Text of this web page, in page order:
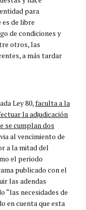
para
de libre
de condiciones y
otros, las
a más tardar
Ley 80,faculta a la
la adjudicación
se cumplan dos
al vencimiento de
a la mitad del
el periodo
publicado con el
las adendas
“las necesidades de
en cuenta que esta